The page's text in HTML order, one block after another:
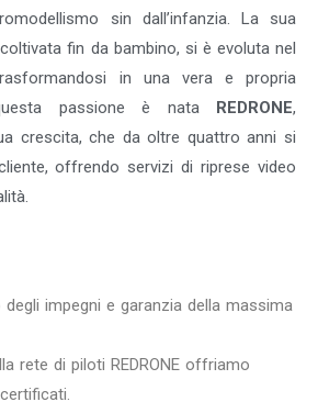
sin dall’infanzia. La sua
fin da bambino, si è evoluta nel
in una vera e propria
passione è nata REDRONE,
crescita, che da oltre quattro anni si
offrendo servizi di riprese video
degli impegni e garanzia della massima
rete di piloti REDRONE offriamo